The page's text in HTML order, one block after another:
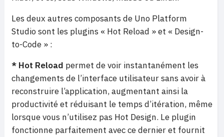
Les deux autres composants de Uno Platform
Studio sont les plugins « Hot Reload » et « Design-
to-Code » :
* Hot Reload permet de voir instantanément les
changements de l’interface utilisateur sans avoir à
reconstruire l’application, augmentant ainsi la
productivité et réduisant le temps d’itération, même
lorsque vous n’utilisez pas Hot Design. Le plugin
fonctionne parfaitement avec ce dernier et fournit